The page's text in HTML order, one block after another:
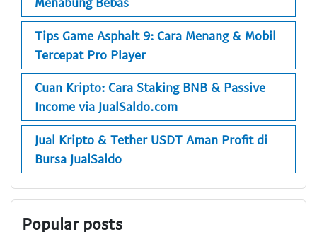
Tips Game Asphalt 9: Cara Menang & Mobil
Tercepat Pro Player
Cuan Kripto: Cara Staking BNB & Passive
Income via JualSaldo.com
Jual Kripto & Tether USDT Aman Profit di
Bursa JualSaldo
Popular posts